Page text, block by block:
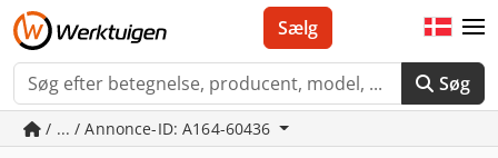
Søg
Sælg
/ ... / Annonce-ID: A164-60436